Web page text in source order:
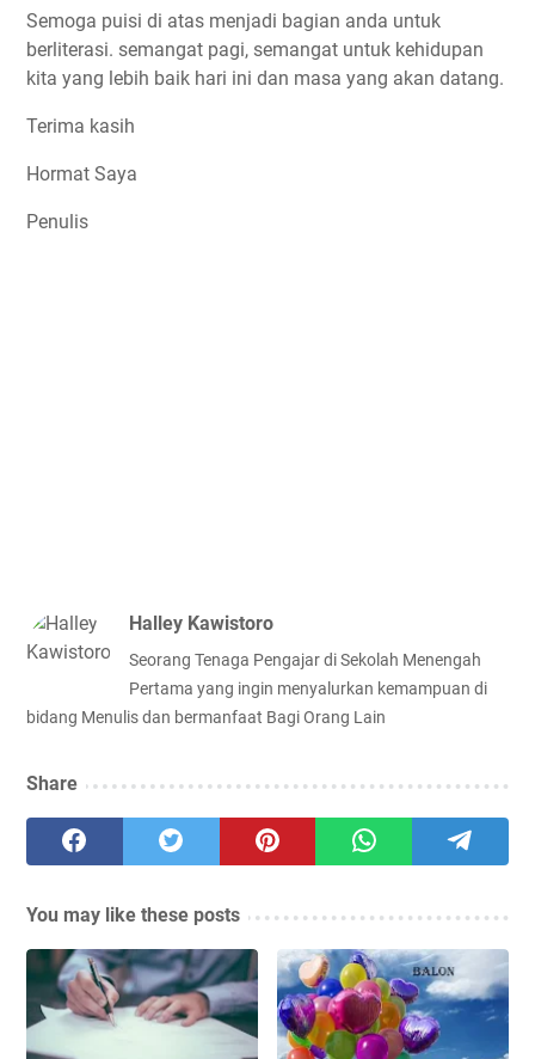
Semoga puisi di atas menjadi bagian anda untuk
berliterasi. semangat pagi, semangat untuk kehidupan
kita yang lebih baik hari ini dan masa yang akan datang.
Terima kasih
Hormat Saya
Penulis
Halley Kawistoro
Seorang Tenaga Pengajar di Sekolah Menengah
Pertama yang ingin menyalurkan kemampuan di
bidang Menulis dan bermanfaat Bagi Orang Lain
Share
You may like these posts